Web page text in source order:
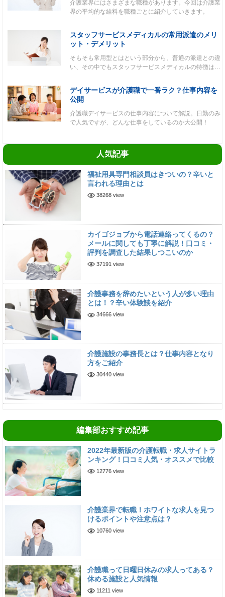
介護業界にはさまざまな職種があります。今回は介護業
界の平均的な給料を職種ごとに紹介していきます。
スタッフサービスメディカルの常用派遣のメリ
ット・デメリット
そもそも常用型とはという部分から、普通の派遣との違
い、その中でもスタッフサービスメディカルの特徴は…
デイサービスが介護職で一番ラク？仕事内容を
公開
介護職デイサービスの仕事内容について解説。日勤のみ
で人気ですが、どんな仕事をしているのか大公開！
人気記事
福祉用具専門相談員はきついの？辛いと
言われる理由とは
38268 view
カイゴジョブから電話連絡ってくるの？
メールに関しても丁寧に解説！口コミ・
評判を調査した結果しつこいのか
37191 view
介護事務を辞めたいという人が多い理由
とは！？辛い体験談を紹介
34666 view
介護施設の事務長とは？仕事内容となり
方をご紹介
30440 view
編集部おすすめ記事
2022年最新版の介護転職・求人サイトラ
ンキング！口コミ人気・オススメで比較
12776 view
介護業界で転職！ホワイトな求人を見つ
けるポイントや注意点は？
10760 view
介護職って日曜日休みの求人ってある？
休める施設と人気情報
11211 view